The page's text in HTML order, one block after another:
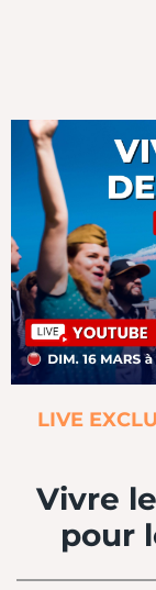
LIVE
Vivre
pour